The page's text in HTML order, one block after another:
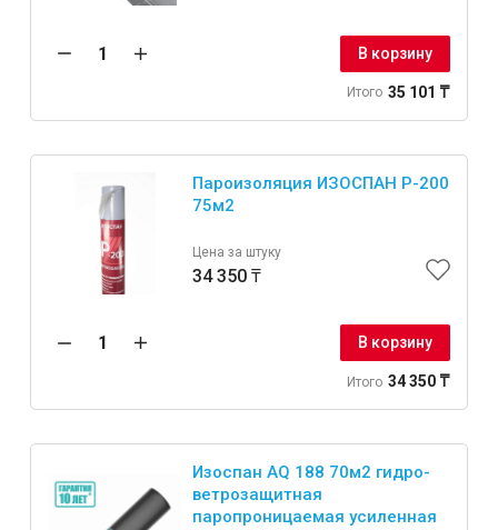
В корзину
Итого 35 101 ₸
Пароизоляция ИЗОСПАН P-200
75м2
Цена за штуку
34 350 ₸
В корзину
Итого 34 350 ₸
Изоспан AQ 188 70м2 гидро-
ветрозащитная
паропроницаемая усиленная